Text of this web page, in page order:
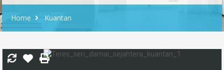
Home Kuantan